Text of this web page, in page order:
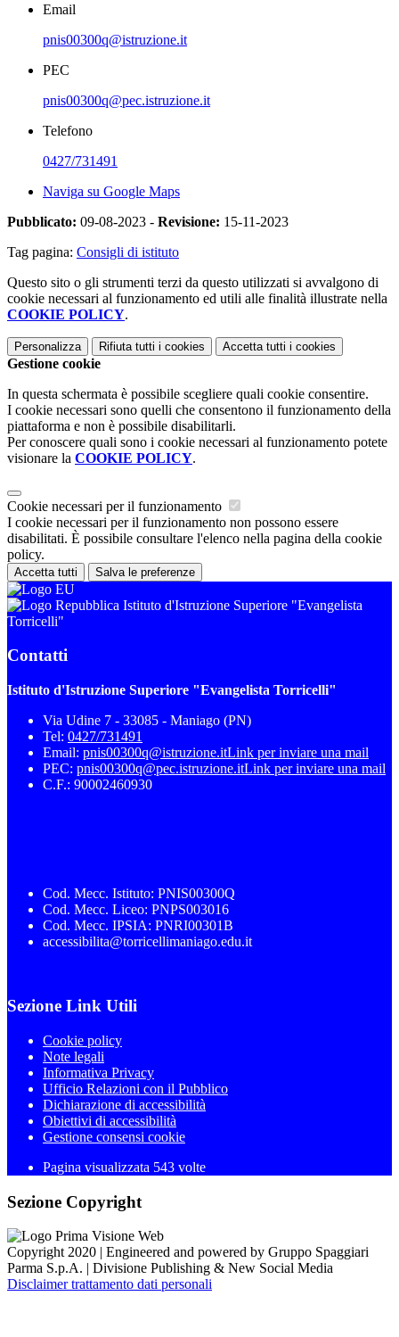
Email
pnis00300q@istruzione.it
PEC
pnis00300q@pec.istruzione.it
Telefono
0427/731491
Naviga su Google Maps
Pubblicato: 09-08-2023 - Revisione: 15-11-2023
Tag pagina: Consigli di istituto
Questo sito o gli strumenti terzi da questo utilizzati si avvalgono di
cookie necessari al funzionamento ed utili alle finalità illustrate nella
COOKIE POLICY.
Personalizza Rifiuta tutti i cookies Accetta tutti i cookies
Gestione cookie
In questa schermata è possibile scegliere quali cookie consentire.
I cookie necessari sono quelli che consentono il funzionamento della
piattaforma e non è possibile disabilitarli.
Per conoscere quali sono i cookie necessari al funzionamento potete
visionare la COOKIE POLICY.
Cookie necessari per il funzionamento
I cookie necessari per il funzionamento non possono essere
disabilitati. È possibile consultare l'elenco nella pagina della cookie
policy.
Accetta tutti Salva le preferenze
Istituto d'Istruzione Superiore "Evangelista
Torricelli"
Contatti
Istituto d'Istruzione Superiore "Evangelista Torricelli"
Via Udine 7 - 33085 - Maniago (PN)
Tel: 0427/731491
Email: pnis00300q@istruzione.itLink per inviare una mail
PEC: pnis00300q@pec.istruzione.itLink per inviare una mail
C.F.: 90002460930
Cod. Mecc. Istituto: PNIS00300Q
Cod. Mecc. Liceo: PNPS003016
Cod. Mecc. IPSIA: PNRI00301B
accessibilita@torricellimaniago.edu.it
Sezione Link Utili
Cookie policy
Note legali
Informativa Privacy
Ufficio Relazioni con il Pubblico
Dichiarazione di accessibilità
Obiettivi di accessibilità
Gestione consensi cookie
Pagina visualizzata 543 volte
Sezione Copyright
Copyright 2020 | Engineered and powered by Gruppo Spaggiari
Parma S.p.A. | Divisione Publishing & New Social Media
Disclaimer trattamento dati personali